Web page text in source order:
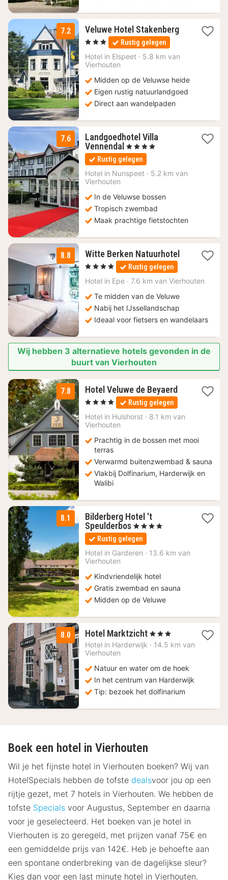
7.2 Veluwe Hotel Stakenberg1
115
, 3 Sterren Rustig gelegen
Hotel in Elspeet · 5.8 km van
Vierhouten
Midden op de Veluwse heide
Eigen rustig natuurlandgoed
Direct aan wandelpaden
7.6
Landgoedhotel Villa
Vennendal 1
nacht
vanaf
115
, 4 Sterren
Rustig gelegen
Hotel in Nunspeet · 5.2 km van
Vierhouten
In de Veluwse bossen
Tropisch zwembad
Maak prachtige fietstochten
8.8 Witte Berken Natuurhotel1
185
, 4 Sterren Rustig gelegen
Hotel in Epe · 7.6 km van Vierhouten
Te midden van de Veluwe
Nabij het IJssellandschap
Ideaal voor fietsers en wandelaars
Wij hebben 3 alternatieve hotels gevonden in de
buurt van Vierhouten
7.8 Hotel Veluwe de Beyaerd1
nacht
vanaf
89
, 4 Sterren Rustig gelegen
Hotel in Hulshorst · 8.1 km van
Vierhouten
Prachtig in de bossen met mooi
terras
Verwarmd buitenzwembad & sauna
Vlakbij Dolfinarium, Harderwijk en
Walibi
8.1
Bilderberg Hotel 't
Speulderbos 1
nacht
vanaf
89,10
, 4 Sterren
Rustig gelegen
Hotel in Garderen · 13.6 km van
Vierhouten
Kindvriendelijk hotel
Gratis zwembad en sauna
Midden op de Veluwe
8.0 Hotel Marktzicht 1
nacht
€
, 3 Sterren
Hotel in Harderwijk · 14.5 km van
Vierhouten
Natuur en water om de hoek
In het centrum van Harderwijk
Tip: bezoek het dolfinarium
Boek een hotel in Vierhouten
Wil je het fijnste hotel in Vierhouten boeken? Wij van
HotelSpecials hebben de tofste dealsvoor jou op een
rijtje gezet, met 7 hotels in Vierhouten. We hebben de
tofste Specials voor Augustus, September en daarna
voor je geselecteerd. Het boeken van je hotel in
Vierhouten is zo geregeld, met prijzen vanaf 75€ en
een gemiddelde prijs van 142€. Heb je behoefte aan
een spontane onderbreking van de dagelijkse sleur?
Kies dan voor een last minute hotel in Vierhouten.